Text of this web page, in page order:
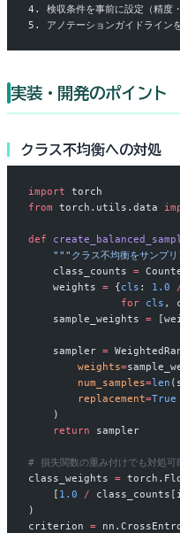
4. 検収条件を事前に設定（精度・
5. アノテーションガイドライン
実装・開発のポイント
クラス不均衡への対処
import torch
from torch.utils.data
def
"""クラス不均衡をサンプリ
    class_counts
=
    weights
= { cls : 1.0
               for
cls ,
    sample_weights
=
    sampler
=
        weights
=
        num_samples
=len
        replacement
=True
    )
    return
sampler
# 損失関数の重み付けでも対処可
class_weights =
1.0 /
)
criterion =